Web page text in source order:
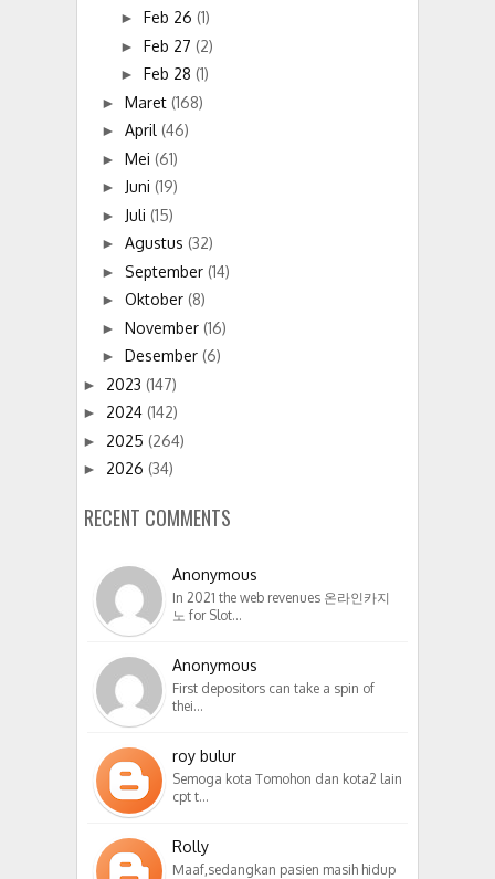
► Feb 26 (1)
► Feb 27 (2)
► Feb 28 (1)
► Maret (168)
► April (46)
► Mei (61)
► Juni (19)
► Juli (15)
► Agustus (32)
► September (14)
► Oktober (8)
► November (16)
► Desember (6)
► 2023 (147)
► 2024 (142)
► 2025 (264)
► 2026 (34)
RECENT COMMENTS
Anonymous
In 2021 the web revenues 온라인카지
노 for Slot…
Anonymous
First depositors can take a spin of
thei…
roy bulur
Semoga kota Tomohon dan kota2 lain
cpt t…
Rolly
Maaf,sedangkan pasien masih hidup